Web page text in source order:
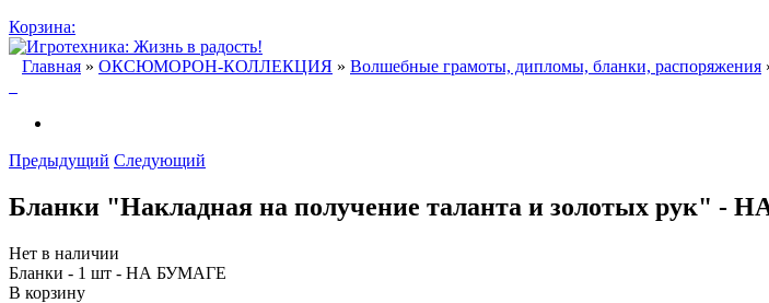
Корзина:
Главная » ОКСЮМОРОН-КОЛЛЕКЦИЯ » Волшебные грамоты, дипломы, бланки, распоряжения
Предыдущий Следующий
Бланки "Накладная на получение таланта и золотых рук" -
Нет в наличии
Бланки - 1 шт - НА БУМАГЕ
В корзину